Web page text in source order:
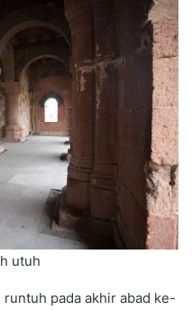
utuh
pada akhir abad ke-